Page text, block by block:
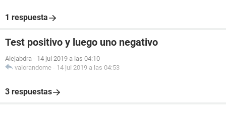
1 respuesta
Test positivo y luego uno negativo
Alejabdra - 14 jul 2019 a las 04:10
valorandome - 14 jul 2019 a las 04:53
3 respuestas